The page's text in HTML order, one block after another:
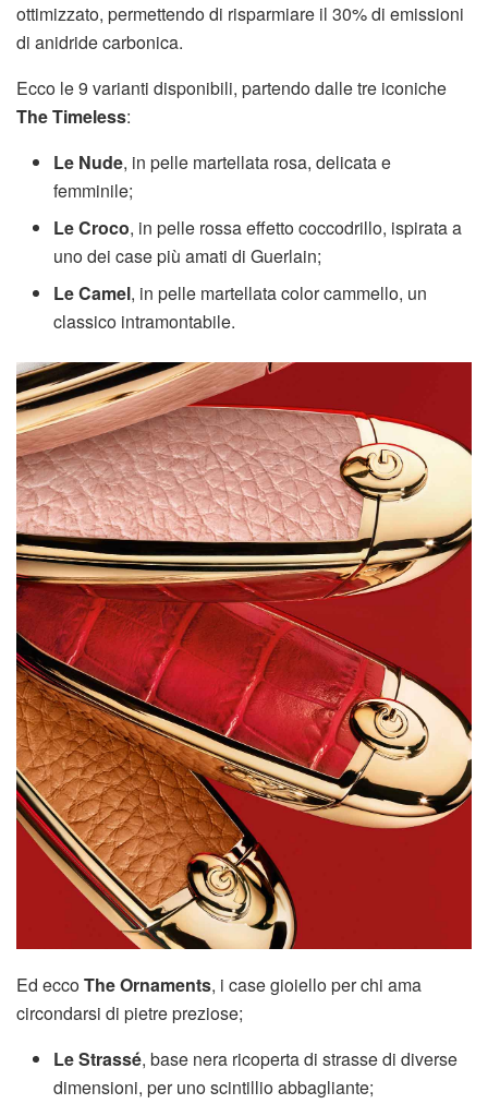
ottimizzato, permettendo di risparmiare il 30% di emissioni
di anidride carbonica.
Ecco le 9 varianti disponibili, partendo dalle tre iconiche
The Timeless:
Le Nude, in pelle martellata rosa, delicata e
femminile;
Le Croco, in pelle rossa effetto coccodrillo, ispirata a
uno dei case più amati di Guerlain;
Le Camel, in pelle martellata color cammello, un
classico intramontabile.
Ed eccoThe Ornaments, i case gioiello per chi ama
circondarsi di pietre preziose;
Le Strassé, base nera ricoperta di strasse di diverse
dimensioni, per uno scintillio abbagliante;